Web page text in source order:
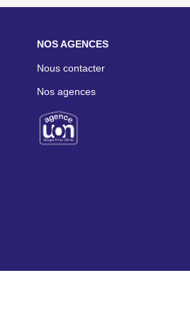
NOS AGENCES
Nous contacter
Nos agences